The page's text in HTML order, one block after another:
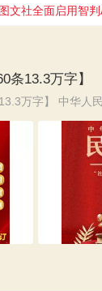
文社全面启用智
条13.3万字】